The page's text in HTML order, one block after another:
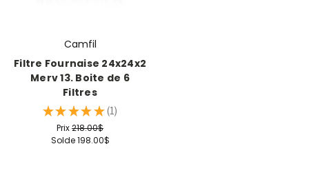
Camfil
Filtre Fournaise 24x24x2
Merv 13. Boite de 6
Filtres
★ ★ ★ ★ ★ 1
1
Prix218.00$
Solde198.00$